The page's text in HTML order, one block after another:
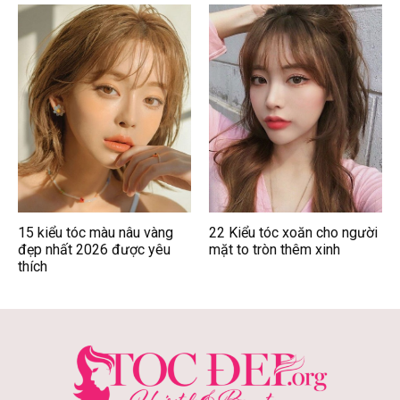
15 kiểu tóc màu nâu vàng
đẹp nhất 2026 được yêu
thích
22 Kiểu tóc xoăn cho người
mặt to tròn thêm xinh